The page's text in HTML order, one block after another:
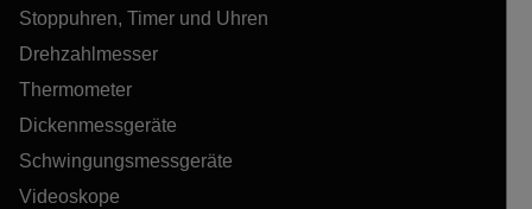
Stoppuhren, Timer und Uhren
Drehzahlmesser
Thermometer
Dickenmessgeräte
Schwingungsmessgeräte
Videoskope